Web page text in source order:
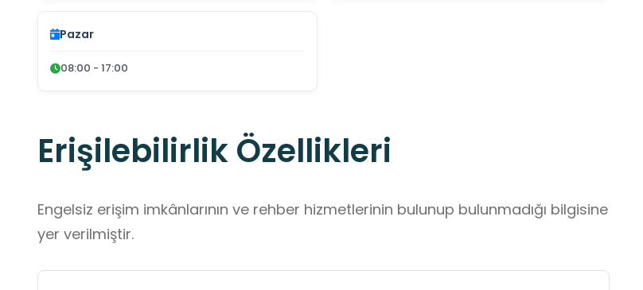
Pazar
08:00 - 17:00
Erişilebilirlik Özellikleri
Engelsiz erişim imkânlarının ve rehber hizmetlerinin bulunup bulunmadığı bilgisine
yer verilmiştir.